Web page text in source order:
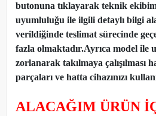
butonuna tıklayarak teknik
uyumluluğu ile ilgili detaylı bilgi
verildiğinde teslimat sürecinde
fazla olmaktadır.Ayrıca model ile
zorlanarak takılmaya çalışılması
parçaları ve hatta cihazınızı
ALACAĞIM ÜRÜN